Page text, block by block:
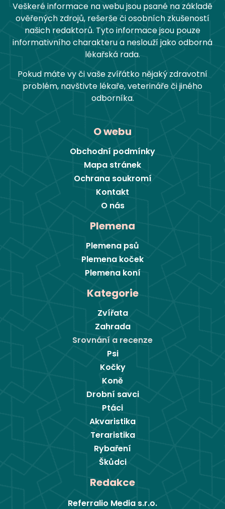
Veškeré informace na webu jsou psané na základě
ověřených zdrojů, rešerše či osobních zkušeností
našich redaktorů. Tyto informace jsou pouze
informativního charakteru a neslouží jako odborná
lékařská rada.
Pokud máte vy či vaše zvířátko nějaký zdravotní
problém, navštivte lékaře, veterináře či jiného
odborníka.
O webu
Obchodní podmínky
Mapa stránek
Ochrana soukromí
Kontakt
O nás
Plemena
Plemena psů
Plemena koček
Plemena koní
Kategorie
Zvířata
Zahrada
Srovnání a recenze
Psi
Kočky
Koně
Drobní savci
Ptáci
Akvaristika
Teraristika
Rybaření
Škůdci
Redakce
Referralio Media s.r.o.